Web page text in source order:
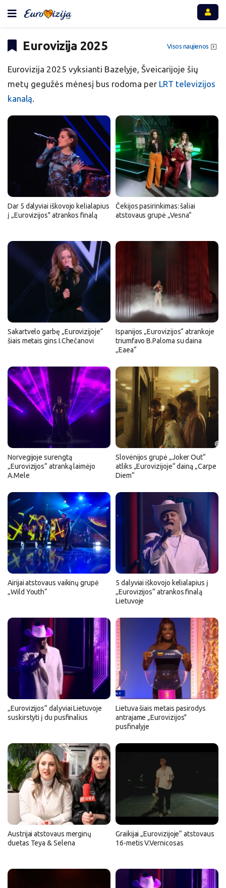
Eurovizija 2025 Visos naujienos
Eurovizija 2025 vyksianti Bazelyje, Šveicarijoje šių
metų gegužės mėnesį bus rodoma per LRT televizijos
kanalą.
Dar 5 dalyviai iškovojo kelialapius
į „Eurovizijos" atrankos finalą
Čekijos pasirinkimas: šaliai
atstovaus grupė „Vesna“
Sakartvelo garbę „Eurovizijoje“
šiais metais gins I.Chečanovi
Ispanijos „Eurovizijos“ atrankoje
triumfavo B.Paloma su daina
„Eaea“
Norvegijoje surengtą
„Eurovizijos“ atranką laimėjo
A.Mele
Slovėnijos grupė „Joker Out“
atliks „Eurovizijoje“ dainą „Carpe
Diem“
Airijai atstovaus vaikinų grupė
„Wild Youth“
5 dalyviai iškovojo kelialapius į
„Eurovizijos“ atrankos finalą
Lietuvoje
„Eurovizijos“ dalyviai Lietuvoje
suskirstyti į du pusfinalius
Lietuva šiais metais pasirodys
antrajame „Eurovizijos"
pusfinalyje
Austrijai atstovaus merginų
duetas Teya & Selena
Graikijai „Eurovizijoje“ atstovaus
16-metis V.Vernicosas